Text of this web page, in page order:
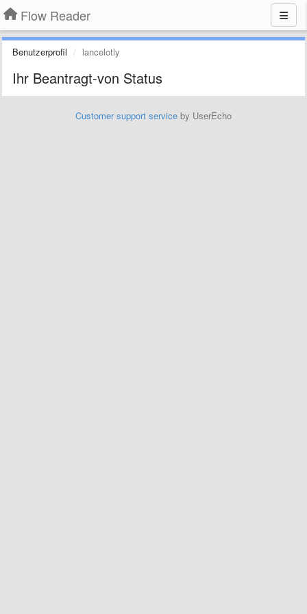
Flow Reader
Benutzerprofil lancelotly
Ihr Beantragt-von Status
Customer support service by UserEcho